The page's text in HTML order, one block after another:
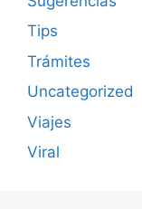
Tips
Trámites
Uncategorized
Viajes
Viral